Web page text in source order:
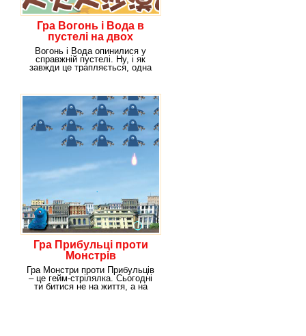
Гра Вогонь і Вода в
пустелі на двох
Вогонь і Вода опинилися у
справжній пустелі. Ну, і як
завжди це трапляється, одна
Гра Прибульці проти
Монстрів
Гра Монстри проти Прибульців
– це гейм-стрілялка. Сьогодні
ти битися не на життя, а на